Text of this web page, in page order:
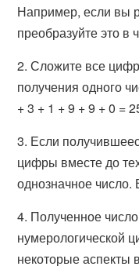
Например, если вы
преобразуйте это в
2. Сложите все
получения одного
+ 3 + 1 + 9 + 9 + 0 =
3. Если
цифры вместе до
однозначное
4. Полученное
нумерологической
некоторые аспекты